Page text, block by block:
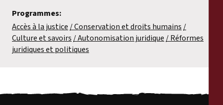
Programmes:
Accès à la justice Conservation et droits humains
Culture et savoirs Autonomisation juridique
Réformes
juridiques et politiques